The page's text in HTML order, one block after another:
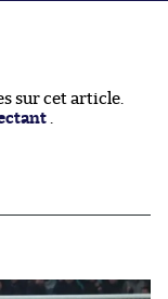
sur cet article.
.